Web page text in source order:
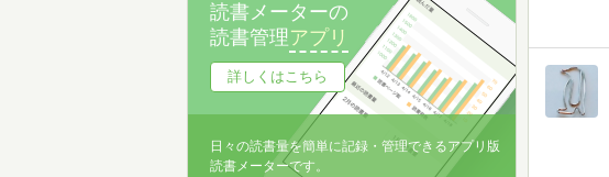
読書メーターの
読書管理アプリ
詳しくはこちら
日々の読書量を簡単に記録・管理できるアプリ版
読書メーターです。